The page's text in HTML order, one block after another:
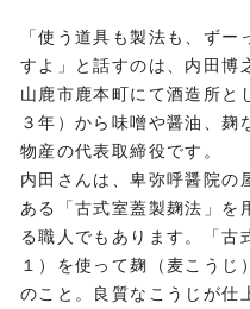
「使う道具も製法も、ず
すよ」と話すのは、内田博
山鹿市鹿本町にて酒造所と
３年）から味噌や醤油、麹
物産の代表取締役です。
内田さんは、卑弥呼醤院の
ある「古式室蓋製麹法」を
る職人でもあります。「古
１）を使って麹（麦こうじ
のこと。良質なこうじが仕